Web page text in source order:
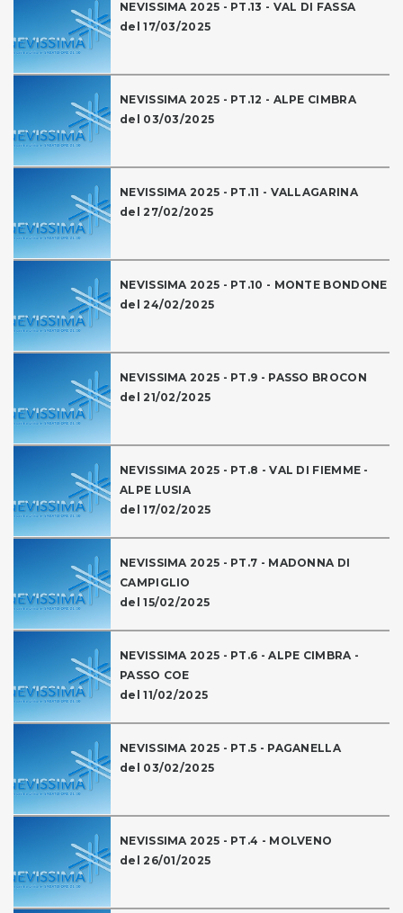
NEVISSIMA 2025 - PT.13 - VAL DI FASSA
del 17/03/2025
NEVISSIMA 2025 - PT.12 - ALPE CIMBRA
del 03/03/2025
NEVISSIMA 2025 - PT.11 - VALLAGARINA
del 27/02/2025
NEVISSIMA 2025 - PT.10 - MONTE BONDONE
del 24/02/2025
NEVISSIMA 2025 - PT.9 - PASSO BROCON
del 21/02/2025
NEVISSIMA 2025 - PT.8 - VAL DI FIEMME -
ALPE LUSIA
del 17/02/2025
NEVISSIMA 2025 - PT.7 - MADONNA DI
CAMPIGLIO
del 15/02/2025
NEVISSIMA 2025 - PT.6 - ALPE CIMBRA -
PASSO COE
del 11/02/2025
NEVISSIMA 2025 - PT.5 - PAGANELLA
del 03/02/2025
NEVISSIMA 2025 - PT.4 - MOLVENO
del 26/01/2025